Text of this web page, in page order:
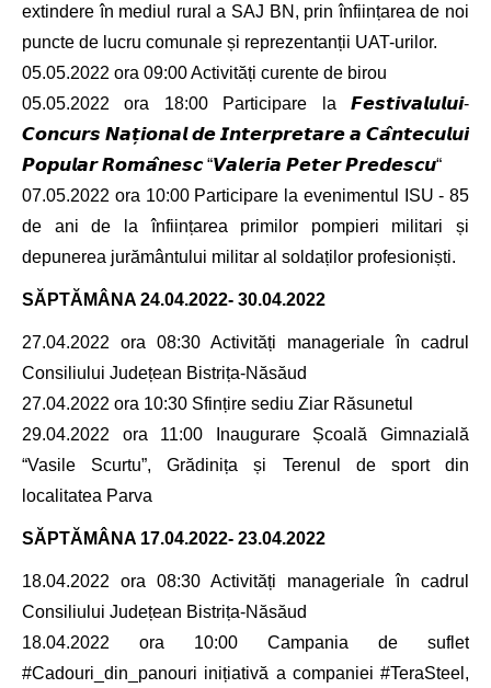
extindere în mediul rural a SAJ BN, prin înființarea de noi
puncte de lucru comunale și reprezentanții UAT-urilor.
05.05.2022 ora 09:00 Activități curente de birou
05.05.2022 ora 18:00 Participare la 𝙁𝙚𝙨𝙩𝙞𝙫𝙖𝙡𝙪𝙡𝙪𝙞-
𝘾𝙤𝙣𝙘𝙪𝙧𝙨 𝙉𝙖𝙩̦𝙞𝙤𝙣𝙖𝙡 𝙙𝙚 𝙄𝙣𝙩𝙚𝙧𝙥𝙧𝙚𝙩𝙖𝙧𝙚 𝙖 𝘾𝙖̂𝙣𝙩𝙚𝙘𝙪𝙡𝙪𝙞
𝙋𝙤𝙥𝙪𝙡𝙖𝙧 𝙍𝙤𝙢𝙖̂𝙣𝙚𝙨𝙘 “𝙑𝙖𝙡𝙚𝙧𝙞𝙖 𝙋𝙚𝙩𝙚𝙧 𝙋𝙧𝙚𝙙𝙚𝙨𝙘𝙪“
07.05.2022 ora 10:00 Participare la evenimentul ISU - 85
de ani de la înființarea primilor pompieri militari și
depunerea jurământului militar al soldaților profesioniști.
SĂPTĂMÂNA 24.04.2022- 30.04.2022
27.04.2022 ora 08:30 Activități manageriale în cadrul
Consiliului Județean Bistrița-Năsăud
27.04.2022 ora 10:30 Sfințire sediu Ziar Răsunetul
29.04.2022 ora 11:00 Inaugurare Școală Gimnazială
“Vasile Scurtu”, Grădinița și Terenul de sport din
localitatea Parva
SĂPTĂMÂNA 17.04.2022- 23.04.2022
18.04.2022 ora 08:30 Activități manageriale în cadrul
Consiliului Județean Bistrița-Năsăud
18.04.2022 ora 10:00 Campania de suflet
#Cadouri_din_panouri inițiativă a companiei #TeraSteel,